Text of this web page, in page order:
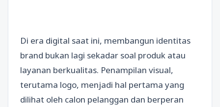
Di era digital saat ini, membangun identitas
brand bukan lagi sekadar soal produk atau
layanan berkualitas. Penampilan visual,
terutama logo, menjadi hal pertama yang
dilihat oleh calon pelanggan dan berperan